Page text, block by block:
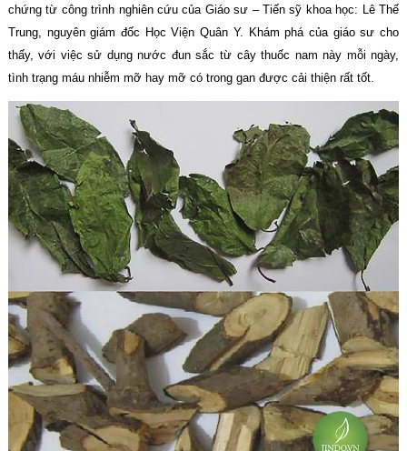
chứng từ công trình nghiên cứu của Giáo sư – Tiến sỹ khoa học: Lê Thế
Trung, nguyên giám đốc Học Viện Quân Y. Khám phá của giáo sư cho
thấy, với việc sử dụng nước đun sắc từ cây thuốc nam này mỗi ngày,
tình trạng máu nhiễm mỡ hay mỡ có trong gan được cải thiện rất tốt.